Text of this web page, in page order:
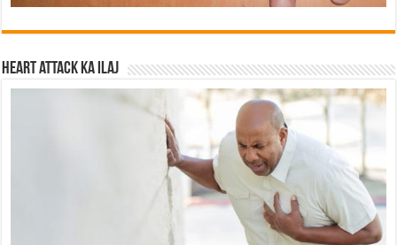
Heart attack ka ilaj